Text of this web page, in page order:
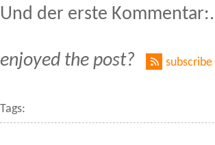
Und der erste
enjoyed the post?
Tags: